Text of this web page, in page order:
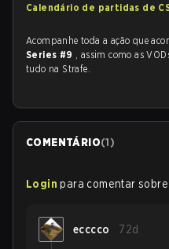
Calendário de partidas de
Acompanhe toda a ação que
Series #9 , assim como as
tudo na Strafe.
COMENTÁRIO(1)
Login para comentar
ecccco 72d